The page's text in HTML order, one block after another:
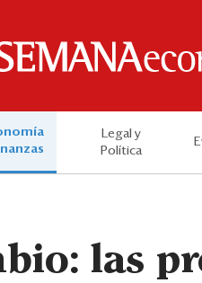
Legal y
Política
las